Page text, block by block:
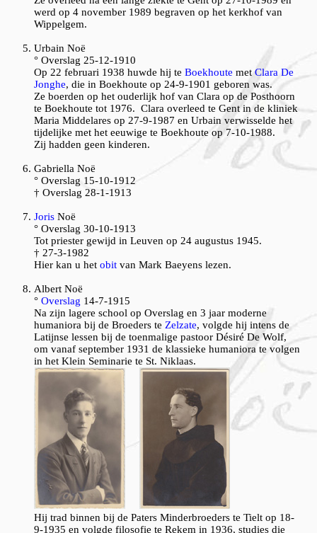
werd op 4 november 1989 begraven op het kerkhof van
Wippelgem.
Urbain Noë
° Overslag 25-12-1910
Op 22 februari 1938 huwde hij te Boekhoute metClara De
Jonghe, die in Boekhoute op 24-9-1901 geboren was.
Ze boerden op het ouderlijk hof van Clara op de Posthoorn
te Boekhoute tot 1976. Clara overleed te Gent in de kliniek
Maria Middelares op 27-9-1987 en Urbain verwisselde het
tijdelijke met het eeuwige te Boekhoute op 7-10-1988.
Zij hadden geen kinderen.
Gabriella Noë
° Overslag 15-10-1912
† Overslag 28-1-1913
Joris Noë
° Overslag 30-10-1913
Tot priester gewijd in Leuven op 24 augustus 1945.
† 27-3-1982
Hier kan u het obit van Mark Baeyens lezen.
Albert Noë
° Overslag 14-7-1915
Na zijn lagere school op Overslag en 3 jaar moderne
humaniora bij de Broeders te Zelzate, volgde hij intens de
Latijnse lessen bij de toenmalige pastoor Désiré De Wolf,
om vanaf september 1931 de klassieke humaniora te volgen
in het Klein Seminarie te St. Niklaas.
Hij trad binnen bij de Paters Minderbroeders te Tielt op 18-
9-1935 en volgde filosofie te Rekem in 1936, studies die